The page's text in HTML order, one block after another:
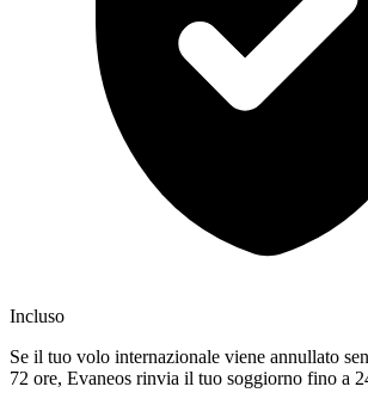
Incluso
Se il tuo volo internazionale viene annullato
72 ore, Evaneos rinvia il tuo soggiorno fino a